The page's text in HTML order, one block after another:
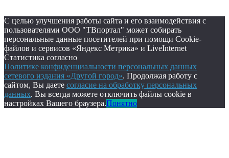
С целью улучшения работы сайта и его взаимодействия с
пользователями ООО "ТВпортал" может собирать
персональные данные посетителей при помощи Cookie-
файлов и сервисов «Яндекс Метрика» и LiveInternet
Статистика согласно
Политике конфиденциальности персональных данных
сетевого издания «Другой город». Продолжая работу с
сайтом, Вы даете согласие на обработку персональных
данных. Вы всегда можете отключить файлы cookie в
настройках Вашего браузера.Понятно